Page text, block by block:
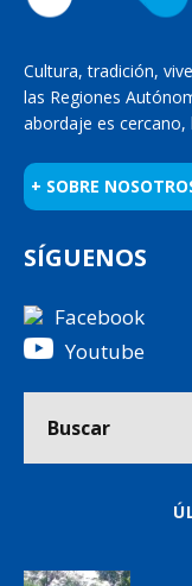
Cultura, tradición,
las Regiones
abordaje es
+ SOBRE
SÍGUENOS
Facebook
Youtube